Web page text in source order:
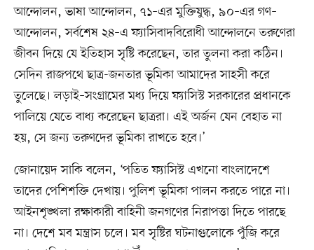
আন্দোলন, ভাষা আন্দোলন, ৭১–এর মুক্তিযুদ্ধ, ৯০–এর গণ–
আন্দোলন, সর্বশেষ ২৪–এ ফ্যাসিবাদবিরোধী আন্দোলনে তরুণেরা
জীবন দিয়ে যে ইতিহাস সৃষ্টি করেছেন, তার তুলনা করা কঠিন।
সেদিন রাজপথে ছাত্র-জনতার ভূমিকা আমাদের সাহসী করে
তুলেছে। লড়াই–সংগ্রামের মধ্য দিয়ে ফ্যাসিস্ট সরকারের প্রধানকে
পালিয়ে যেতে বাধ্য করেছেন ছাত্ররা। এই অর্জন যেন বেহাত না
হয়, সে জন্য তরুণদের ভূমিকা রাখতে হবে।’
জোনায়েদ সাকি বলেন, ‘পতিত ফ্যাসিস্ট এখনো বাংলাদেশে
তাদের পেশিশক্তি দেখায়। পুলিশ ভূমিকা পালন করতে পারে না।
আইনশৃঙ্খলা রক্ষাকারী বাহিনী জনগণের নিরাপত্তা দিতে পারছে
না। দেশে মব মন্ত্রাস চলে। মব সৃষ্টির ঘটনাগুলোকে পুঁজি করে